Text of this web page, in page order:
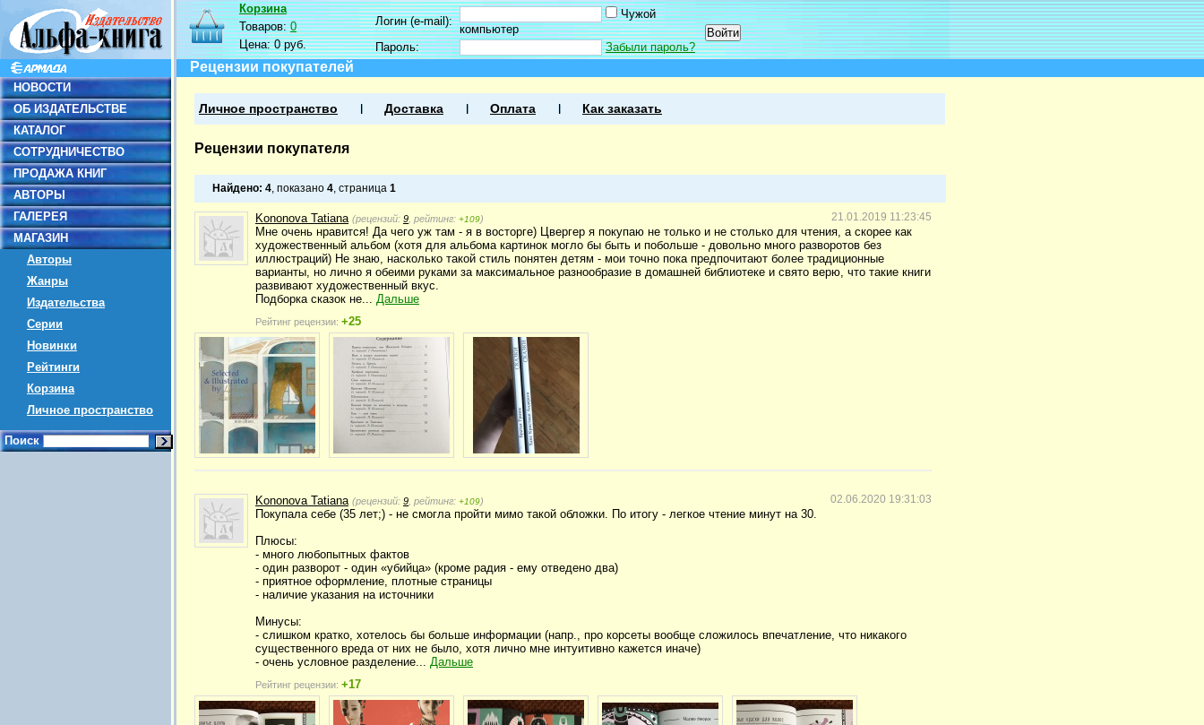
НОВОСТИ
ОБ ИЗДАТЕЛЬСТВЕ
КАТАЛОГ
СОТРУДНИЧЕСТВО
ПРОДАЖА КНИГ
АВТОРЫ
ГАЛЕРЕЯ
МАГАЗИН
Авторы
Жанры
Издательства
Серии
Новинки
Рейтинги
Корзина
Личное пространство
Поиск
Корзина
Товаров:0
Цена:0 руб.
Логин (e-mail):
Чужой
компьютер
Пароль:
Забыли пароль?
Рецензии покупателей
Личное пространство Доставка Оплата Как заказать
Рецензии покупателя
Найдено: 4, показано 4, страница 1
21.01.2019 11:23:45
Kononova Tatiana (рецензий: 9 , рейтинг: +109)
Мне очень нравится! Да чего уж там - я в восторге) Цвергер я покупаю не только и не столько для чтения, а скорее как
художественный альбом (хотя для альбома картинок могло бы быть и побольше - довольно много разворотов без
иллюстраций) Не знаю, насколько такой стиль понятен детям - мои точно пока предпочитают более традиционные
варианты, но лично я обеими руками за максимальное разнообразие в домашней библиотеке и свято верю, что такие книги
развивают художественный вкус.
Подборка сказок не... Дальше
Рейтинг рецензии: +25
02.06.2020 19:31:03
Kononova Tatiana (рецензий: 9 , рейтинг: +109)
Покупала себе (35 лет;) - не смогла пройти мимо такой обложки. По итогу - легкое чтение минут на 30.
Плюсы:
- много любопытных фактов
- один разворот - один «убийца» (кроме радия - ему отведено два)
- приятное оформление, плотные страницы
- наличие указания на источники
Минусы:
- слишком кратко, хотелось бы больше информации (напр., про корсеты вообще сложилось впечатление, что никакого
существенного вреда от них не было, хотя лично мне интуитивно кажется иначе)
- очень условное разделение... Дальше
Рейтинг рецензии: +17